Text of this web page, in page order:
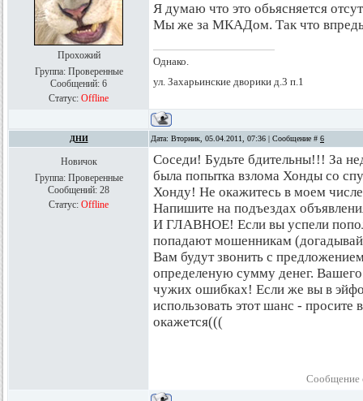
Прохожий
Группа: Проверенные
Сообщений: 6
Статус: Offline
Я думаю что это обьясняется
Мы же за МКАДом. Так что
Однако.
ул. Захарьинские дворики д.3 п.1
ДНИ Дата: Вторник, 05.04.2011, 07:36 | Сообщение # 6
Новичок
Группа: Проверенные
Сообщений: 28
Статус: Offline
Соседи! Будьте бдительны!!! За
была попытка взлома Хонды со
Хонду! Не окажитесь в моем
Напишите на подъездах
И ГЛАВНОЕ! Если вы успели
попадают мошенникам
Вам будут звонить с
определеную сумму денег.
чужих ошибках! Если же вы в
использовать этот шанс -
окажется(((
Сообщение